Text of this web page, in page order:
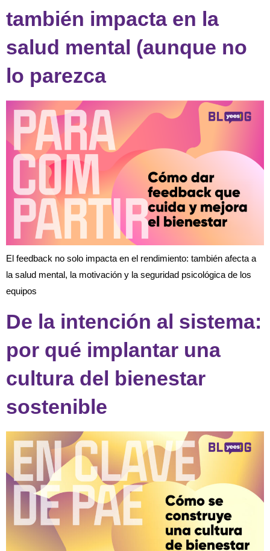
también impacta en la
salud mental (aunque no
lo parezca
El feedback no solo impacta en el rendimiento: también afecta a
la salud mental, la motivación y la seguridad psicológica de los
equipos
De la intención al sistema:
por qué implantar una
cultura del bienestar
sostenible